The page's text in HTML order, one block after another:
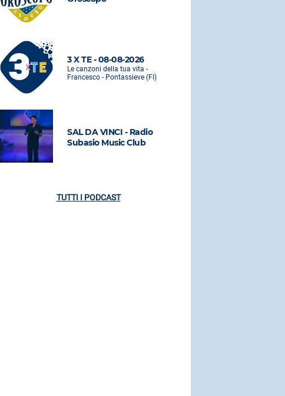
3 X TE - 08-08-2026
Le canzoni della tua vita -
Francesco - Pontassieve (FI)
SAL DA VINCI - Radio
Subasio Music Club
TUTTI I PODCAST